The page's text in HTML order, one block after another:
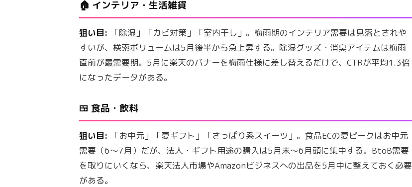
🏠 インテリア・生活雑貨
狙い目: 「除湿」「カビ対策」「室内干し」。梅雨期のインテリア需要は見落とされや
すいが、検索ボリュームは5月後半から急上昇する。除湿グッズ・消臭アイテムは梅雨
直前が最需要期。5月に楽天のバナーを梅雨仕様に差し替えるだけで、CTRが平均1.3倍
になったデータがある。
🍱 食品・飲料
狙い目: 「お中元」「夏ギフト」「さっぱり系スイーツ」。食品ECの夏ピークはお中元
需要（6〜7月）だが、法人・ギフト用途の購入は5月末〜6月頭に集中する。BtoB需要
を取りにいくなら、楽天法人市場やAmazonビジネスへの出品を5月中に整えておく必要
がある。